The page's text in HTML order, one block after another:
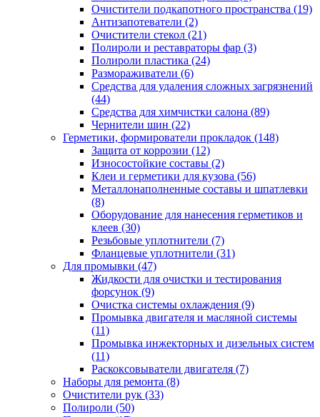
Очистители подкапотного пространства (19)
Антизапотеватели (2)
Очистители стекол (21)
Полироли и реставраторы фар (3)
Полироли пластика (24)
Размораживатели (6)
Средства для удаления сложных загрязнений
(44)
Средства для химчистки салона (89)
Чернители шин (22)
Герметики, формирователи прокладок (148)
Защита от коррозии (12)
Износостойкие составы (2)
Клеи и герметики для кузова (56)
Металлонаполненные составы и шпатлевки
(8)
Оборудование для нанесения герметиков и
клеев (30)
Резьбовые уплотнители (7)
Фланцевые уплотнители (31)
Для промывки (47)
Жидкости для очистки и тестирования
форсунок (9)
Очистка системы охлаждения (9)
Промывка двигателя и масляной системы
(11)
Промывка инжекторных и дизельных систем
(11)
Раскоксовыватели двигателя (7)
Наборы для ремонта (8)
Очистители рук (33)
Полироли (50)